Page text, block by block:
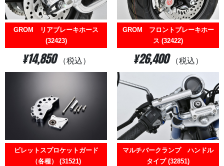
GROM リアブレーキホース
(32423)
¥14,850 （税込）
GROM フロントブレーキホー
ス (32422)
¥26,400 （税込）
ビレットスプロケットガード
（各種） (31521)
マルチバークランプ ハンドル
タイプ (32851)